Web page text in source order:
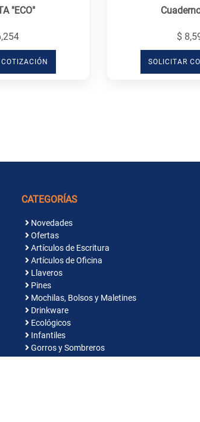
"ECO"
$
SOLICITAR
CATEGORÍAS
Novedades
Ofertas
Artículos de Escritura
Artículos de Oficina
Llaveros
Pines
Mochilas, Bolsos y Maletines
Drinkware
Ecológicos
Infantiles
Gorros y Sombreros